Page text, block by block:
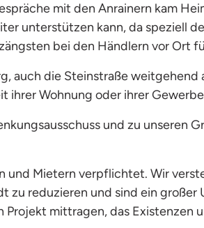
mit den Anrainern kam
unterstützen kann, da speziell
bei den Händlern vor Ort
auch die Steinstraße
ihrer Wohnung oder ihrer
und zu unseren
und Mietern verpflichtet. Wir
zu reduzieren und sind ein
Projekt mittragen, das